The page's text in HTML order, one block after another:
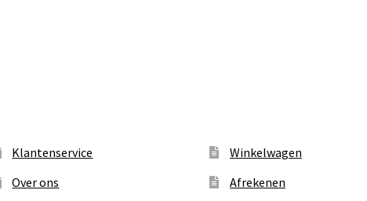
Klantenservice
Over ons
Winkelwagen
Afrekenen